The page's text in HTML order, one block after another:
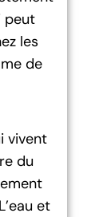
peut
les
de
vivent
du
et